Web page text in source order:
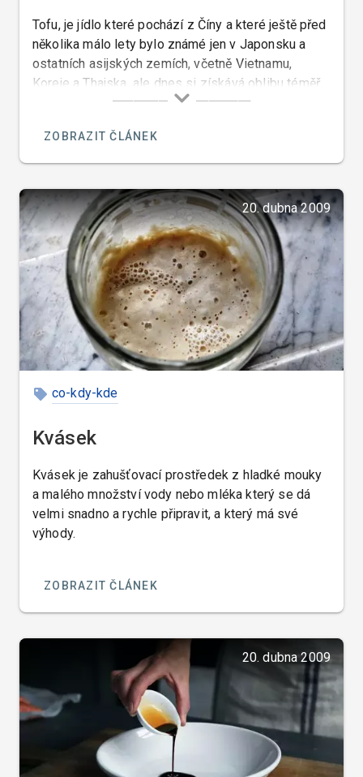
Tofu, je jídlo které pochází z Číny a které ještě před
několika málo lety bylo známé jen v Japonsku a
ostatních asijských zemích, včetně Vietnamu,
Koreje a Thajska, ale dnes si získává oblibu téměř
po celém světě a dokonce i v České republice.
ZOBRAZIT ČLÁNEK
20. dubna 2009
co-kdy-kde
Kvásek
Kvásek je zahušťovací prostředek z hladké mouky
a malého množství vody nebo mléka který se dá
velmi snadno a rychle připravit, a který má své
výhody.
ZOBRAZIT ČLÁNEK
20. dubna 2009